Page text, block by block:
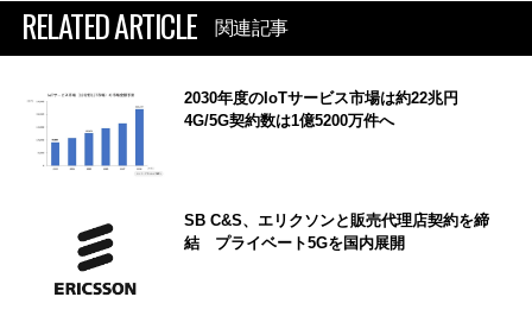
RELATED ARTICLE 関連記事
2030年度のIoTサービス市場は約22兆円
4G/5G契約数は1億5200万件へ
SB C&S、エリクソンと販売代理店契約を締
結 プライベート5Gを国内展開